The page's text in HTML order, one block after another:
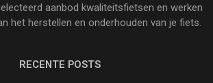
aanbod kwaliteitsfietsen en werken
het herstellen en onderhouden van je fiets.
RECENTE POSTS